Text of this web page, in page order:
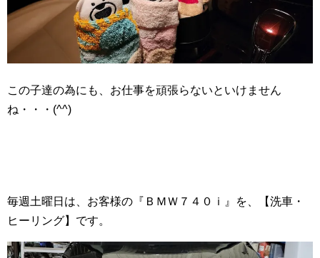
この子達の為にも、お仕事を頑張らないといけません
ね・・・(^^)
毎週土曜日は、お客様の『ＢＭＷ７４０ｉ』を、【洗車・
ヒーリング】です。